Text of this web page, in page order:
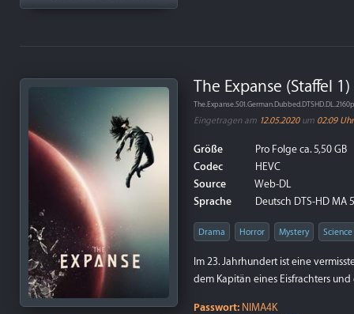
The Expanse (Staffel
Eingetragen am 12.05.2020um 02:09 Uhr
Größe
Pro Folge ca. 5,50 GB
Codec
HEVC
Source
Web-DL
Sprache
Deutsch DTS-HD MA
Drama Horror Mystery
Im 23. Jahrhundert ist eine
dem Kapitän eines Eisfrachters
Passwort: NIMA4K